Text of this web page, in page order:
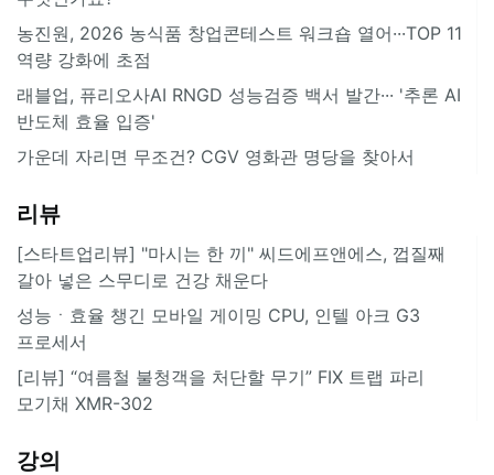
농진원, 2026 농식품 창업콘테스트 워크숍 열어···TOP 11
역량 강화에 초점
래블업, 퓨리오사AI RNGD 성능검증 백서 발간··· '추론 AI
반도체 효율 입증'
가운데 자리면 무조건? CGV 영화관 명당을 찾아서
리뷰
[스타트업리뷰] "마시는 한 끼" 씨드에프앤에스, 껍질째
갈아 넣은 스무디로 건강 채운다
성능ㆍ효율 챙긴 모바일 게이밍 CPU, 인텔 아크 G3
프로세서
[리뷰] “여름철 불청객을 처단할 무기” FIX 트랩 파리
모기채 XMR-302
강의